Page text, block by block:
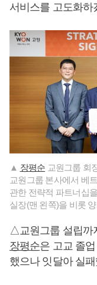
서비스를 고도화하
▲ 장평순 교원그룹 회
교원그룹 본사에서 베
관한 전략적 파트너십
실장(맨 왼쪽)을 비롯
△교원그룹 설립까
장평순은 고교 졸
했으나 잇달아 실